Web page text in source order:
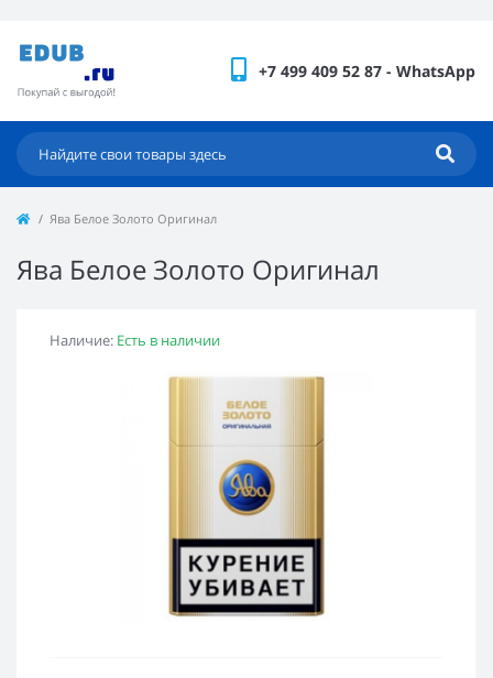
+7 499 409 52 87 - WhatsApp
Ява Белое Золото Оригинал
Ява Белое Золото Оригинал
Наличие: Есть в наличии